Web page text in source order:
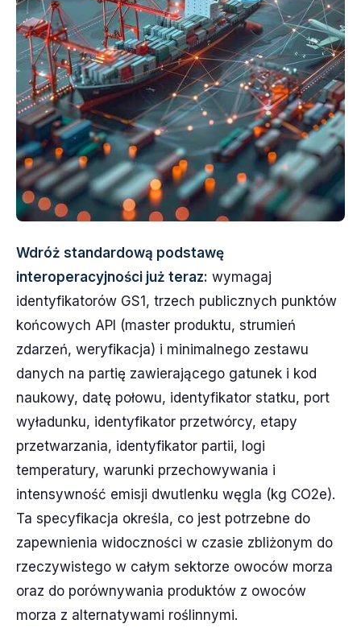
Wdróż standardową podstawę
interoperacyjności już teraz: wymagaj
identyfikatorów GS1, trzech publicznych punktów
końcowych API (master produktu, strumień
zdarzeń, weryfikacja) i minimalnego zestawu
danych na partię zawierającego gatunek i kod
naukowy, datę połowu, identyfikator statku, port
wyładunku, identyfikator przetwórcy, etapy
przetwarzania, identyfikator partii, logi
temperatury, warunki przechowywania i
intensywność emisji dwutlenku węgla (kg CO2e).
Ta specyfikacja określa, co jest potrzebne do
zapewnienia widoczności w czasie zbliżonym do
rzeczywistego w całym sektorze owoców morza
oraz do porównywania produktów z owoców
morza z alternatywami roślinnymi.